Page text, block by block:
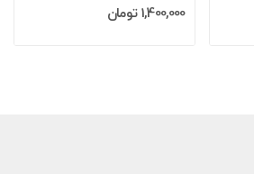
1,400,000 تومان